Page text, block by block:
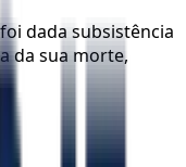
dada subsistência
da sua morte,